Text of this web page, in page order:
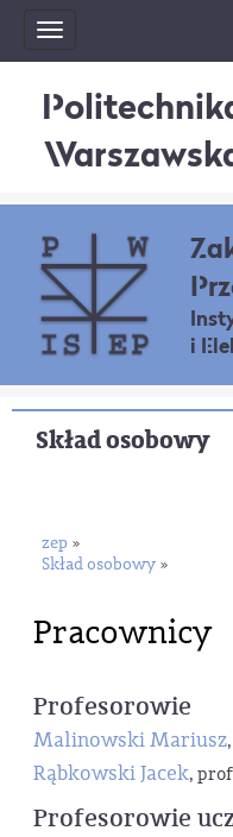
Toggle
navigation
i
Skład osobowy
zep »
Skład osobowy »
Pracownicy
Profesorowie
Malinowski Mariusz
Rąbkowski Jacek,
Profesorowie